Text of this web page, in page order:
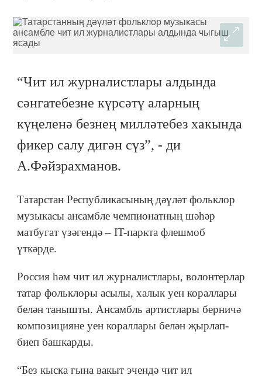
“Чит ил журналистлары алдында
сәнгатебезне күрсәтү аларның
күңеленә безнең милләтебез хакында
фикер салу дигән сүз”, - ди
А.Фәйзрахманов.
Татарстан Республикасының дәүләт фольклор
музыкасы ансамбле чемпионатның шәһәр
матбугат үзәгендә – IT-паркта флешмоб
үткәрде.
Россия һәм чит ил журналистлары, волонтерлар
татар фольклоры асылы, халык уен кораллары
белән танышты. Ансамбль артистлары берничә
композицияне уен кораллары белән җырлап-
биеп башкарды.
“Без кыска гына вакыт эчендә чит ил